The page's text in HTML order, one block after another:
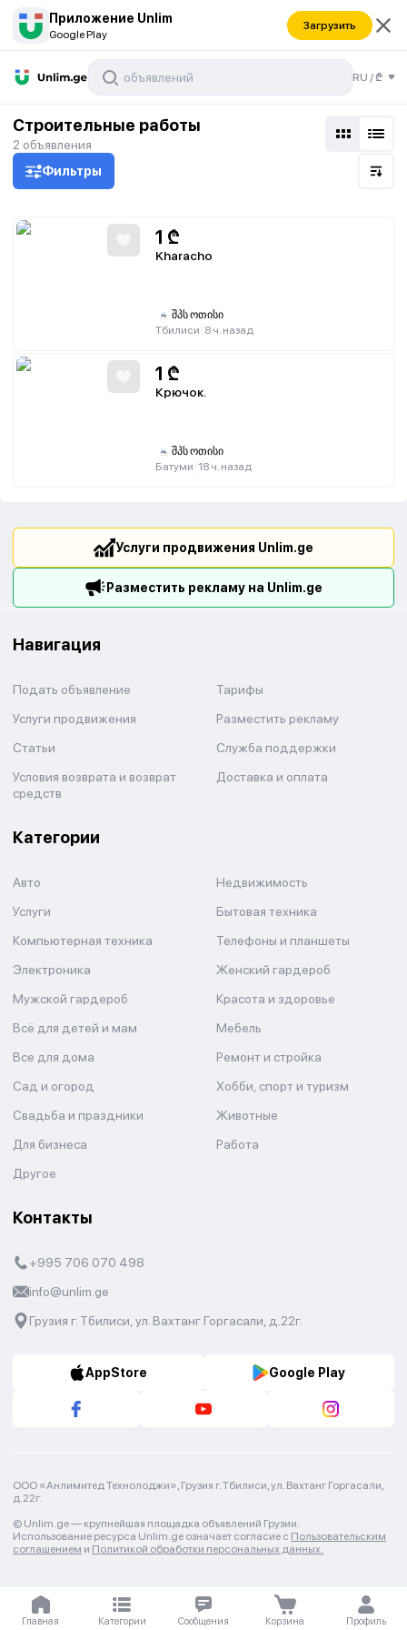
Приложение Unlim
Google Play
Загрузить
RU /₾
Строительные работы
2 объявления
Фильтры
1 ₾
Kharacho
შპს ოთისი
Тбилиси 8 ч. назад
1 ₾
Крючок.
შპს ოთისი
Батуми 18 ч. назад
Услуги продвижения Unlim.ge
Разместить рекламу на Unlim.ge
Навигация
Подать объявление
Тарифы
Услуги продвижения
Разместить рекламу
Статьи
Служба поддержки
Условия возврата и возврат
средств
Доставка и оплата
Категории
Авто
Недвижимость
Услуги
Бытовая техника
Компьютерная техника
Телефоны и планшеты
Электроника
Женский гардероб
Мужской гардероб
Красота и здоровье
Всё для детей и мам
Мебель
Все для дома
Ремонт и стройка
Сад и огород
Хобби, спорт и туризм
Свадьба и праздники
Животные
Для бизнеса
Работа
Другое
Контакты
+995 706 070 498
info@unlim.ge
Грузия г. Тбилиси, ул. Вахтанг Горгасали, д.22г.
AppStore Google Play
ООО «Анлимитед Технолоджи», Грузия г. Тбилиси, ул. Вахтанг Горгасали,
д.22г.
© Unlim.ge — крупнейшая площадка объявлений Грузии.
Использование ресурса Unlim.ge означает согласие с Пользовательским
соглашением и Политикой обработки персональных данных.
Главная Категории Сообщения Корзина Профиль